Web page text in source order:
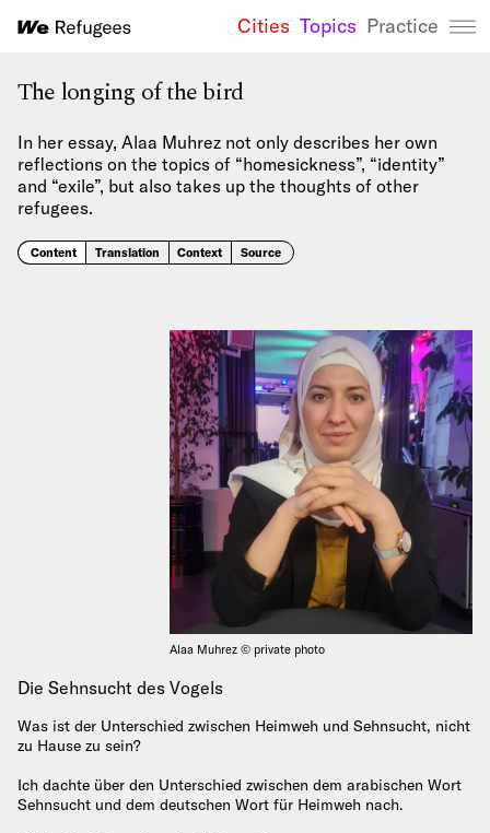
We
Cities Topics Practice
The longing of the bird
In her essay, Alaa Muhrez not only describes her own
reflections on the topics of “homesickness”, “identity”
and “exile”, but also takes up the thoughts of other
refugees.
Content Translation Context Source
Alaa Muhrez © private photo
Die Sehnsucht des Vogels
Was ist der Unterschied zwischen Heimweh und Sehnsucht, nicht
zu Hause zu sein?
Ich dachte über den Unterschied zwischen dem arabischen Wort
Sehnsucht und dem deutschen Wort für Heimweh nach.